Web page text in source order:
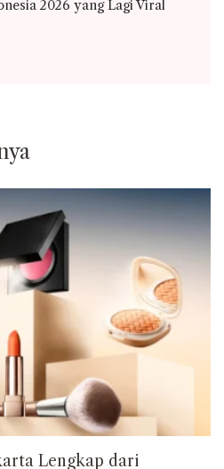
2026 yang Lagi Viral
Lengkap dari